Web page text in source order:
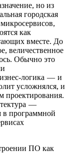
но из
городская
как
вместе. До
величественное
Обычно это
логика — и
усложнялся, и
проектирования.
—
в программной
ПО как